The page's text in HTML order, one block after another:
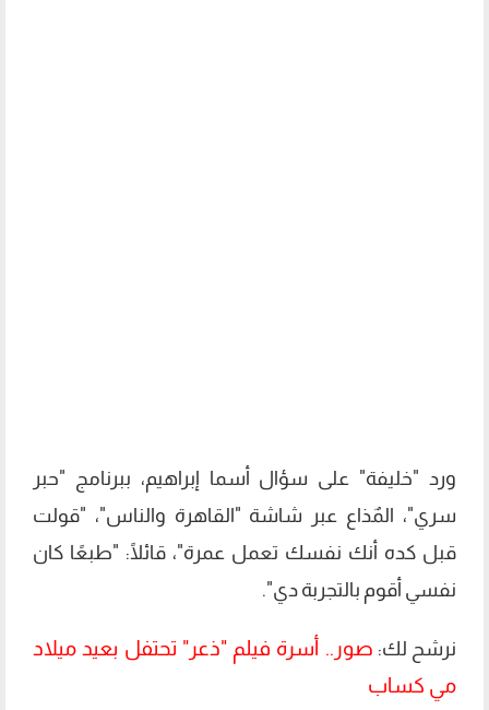
ورد "خليفة" على سؤال أسما إبراهيم، ببرنامج "حبر
سري"، المٌذاع عبر شاشة "القاهرة والناس"، "قولت
قبل كده أنك نفسك تعمل عمرة"، قائلًا: "طبعًا كان
نفسي أقوم بالتجربة دي".
نرشح لك: صور.. أسرة فيلم "ذعر" تحتفل بعيد ميلاد
مي كساب